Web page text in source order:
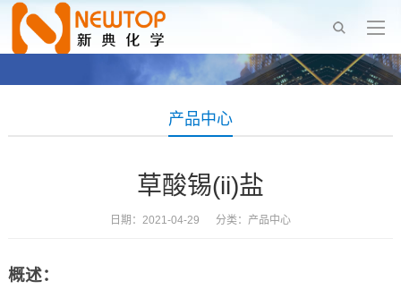
产品中心
草酸锡(ii)盐
日期：2021-04-29 分类： 产品中心
概述：